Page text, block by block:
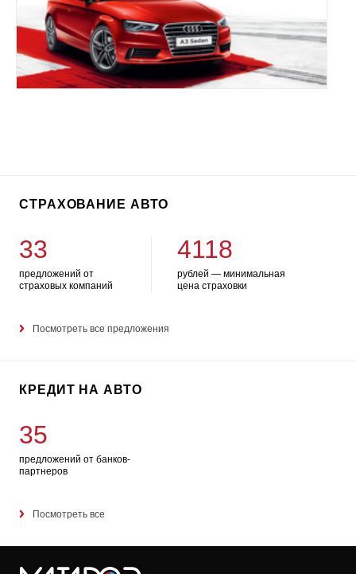
СТРАХОВАНИЕ АВТО
33
предложений от
страховых компаний
4118
рублей — минимальная
цена страховки
Посмотреть все предложения
КРЕДИТ НА АВТО
35
предложений от банков-
партнеров
Посмотреть все